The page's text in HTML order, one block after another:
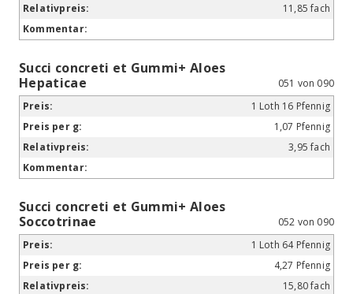
11,85 fach
Succi concreti et Gummi+ Aloes
Hepaticae
051 von 090
1 Loth 16 Pfennig
1,07 Pfennig
3,95 fach
Succi concreti et Gummi+ Aloes
Soccotrinae
052 von 090
1 Loth 64 Pfennig
4,27 Pfennig
15,80 fach